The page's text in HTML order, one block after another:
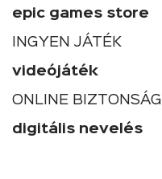
epic games store
INGYEN JÁTÉK
videójáték
ONLINE BIZTONSÁG
digitális nevelés